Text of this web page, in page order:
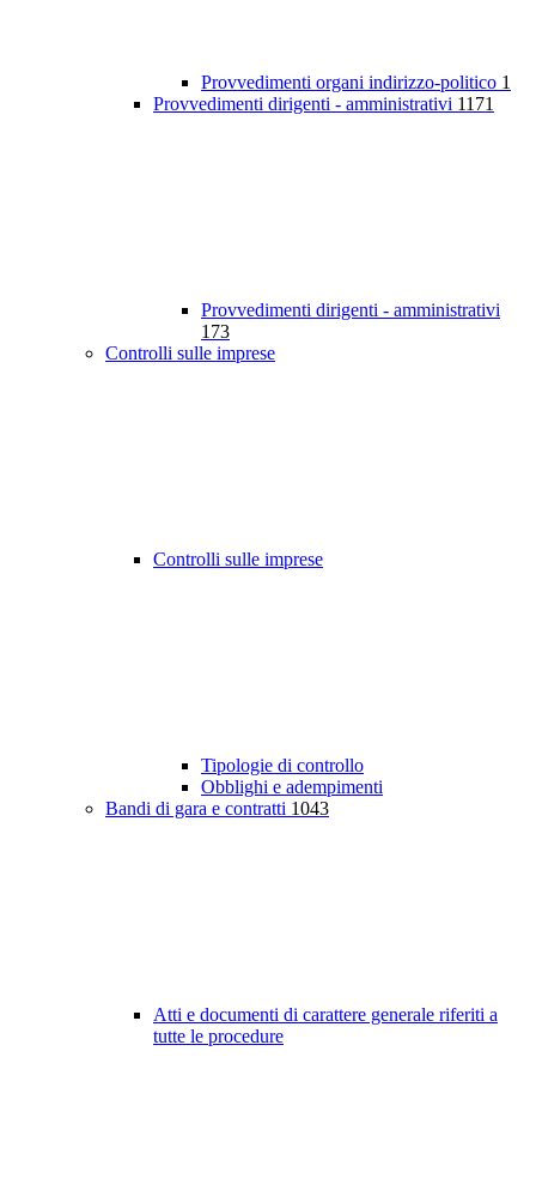
Provvedimenti organi indirizzo-politico 1
Provvedimenti dirigenti - amministrativi 1171
Provvedimenti dirigenti - amministrativi
173
Controlli sulle imprese
Controlli sulle imprese
Tipologie di controllo
Obblighi e adempimenti
Bandi di gara e contratti 1043
Atti e documenti di carattere generale riferiti a
tutte le procedure